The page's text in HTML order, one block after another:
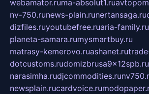
webamator.ruma-absolut1.ru
nv-750.runews-plain.runertansaga.ru
dizfiles.ruyoutubefree.ruaria-family.ru
planeta-samara.rumysmartbuy.ru
matrasy-kemerovo.ruashanet.ru
dotcustoms.rudomizbrusa9x12spb.ru
narasimha.rudjcommodities.ru
newsplain.rucardvoice.ru